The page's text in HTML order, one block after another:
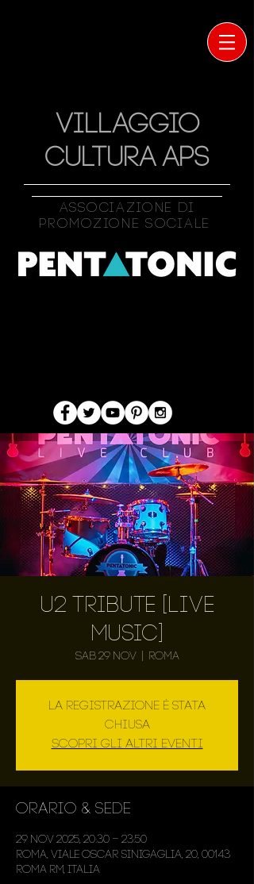
VILLAGGIO
CULTURA APS
Associazione Di
Promozione Sociale
U2 Tribute [LIVE
MUSIC]
sab 29 nov Roma
La registrazione è stata
chiusa
Scopri gli altri eventi
Orario & Sede
29 nov 2025, 20:30 – 23:50
Roma, Viale Oscar Sinigaglia, 20, 00143
Roma RM, Italia